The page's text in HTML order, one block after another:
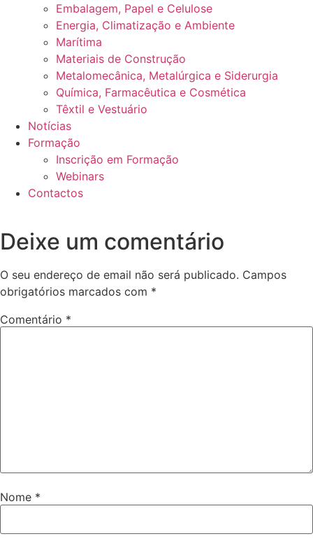
Embalagem, Papel e Celulose
Energia, Climatização e Ambiente
Marítima
Materiais de Construção
Metalomecânica, Metalúrgica e Siderurgia
Química, Farmacêutica e Cosmética
Têxtil e Vestuário
Notícias
Formação
Inscrição em Formação
Webinars
Contactos
Deixe um comentário
O seu endereço de email não será publicado. Campos
obrigatórios marcados com *
Comentário *
Nome *